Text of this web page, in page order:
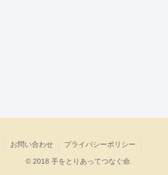
お問い合わせ プライバシーポリシー
© 2018 手をとりあってつなぐ命.